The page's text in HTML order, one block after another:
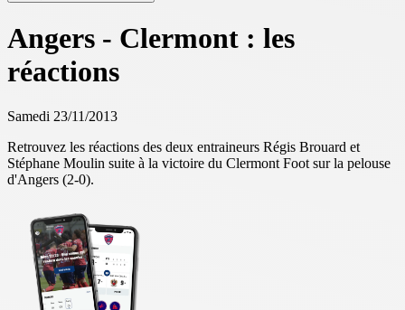
Angers - Clermont : les
réactions
Samedi 23/11/2013
Retrouvez les réactions des deux entraineurs Régis Brouard et
Stéphane Moulin suite à la victoire du Clermont Foot sur la pelouse
d'Angers (2-0).